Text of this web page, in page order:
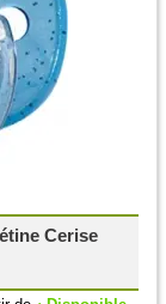
Cerise